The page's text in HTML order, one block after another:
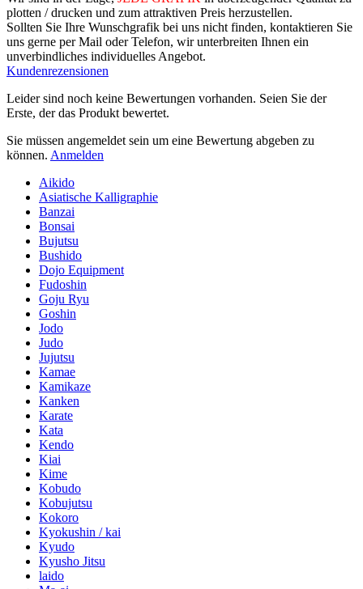
plotten / drucken und zum attraktiven Preis herzustellen.
Sollten Sie Ihre Wunschgrafik bei uns nicht finden, kontaktieren Sie
uns gerne per Mail oder Telefon, wir unterbreiten Ihnen ein
unverbindliches individuelles Angebot.
Kundenrezensionen
Leider sind noch keine Bewertungen vorhanden. Seien Sie der
Erste, der das Produkt bewertet.
Sie müssen angemeldet sein um eine Bewertung abgeben zu
können. Anmelden
Aikido
Asiatische Kalligraphie
Banzai
Bonsai
Bujutsu
Bushido
Dojo Equipment
Fudoshin
Goju Ryu
Goshin
Jodo
Judo
Jujutsu
Kamae
Kamikaze
Kanken
Karate
Kata
Kendo
Kiai
Kime
Kobudo
Kobujutsu
Kokoro
Kyokushin / kai
Kyudo
Kyusho Jitsu
laido